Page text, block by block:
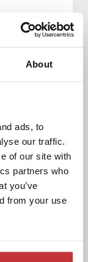
About
ads, to
our traffic.
of our site with
partners who
you’ve
from your use